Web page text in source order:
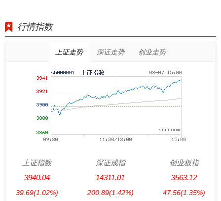
行情指数
上证走势 深证走势 创业走势
上证指数
3940.04
39.69(1.02%)
深证成指
14311.01
200.89(1.42%)
创业板指
3563.12
47.56(1.35%)